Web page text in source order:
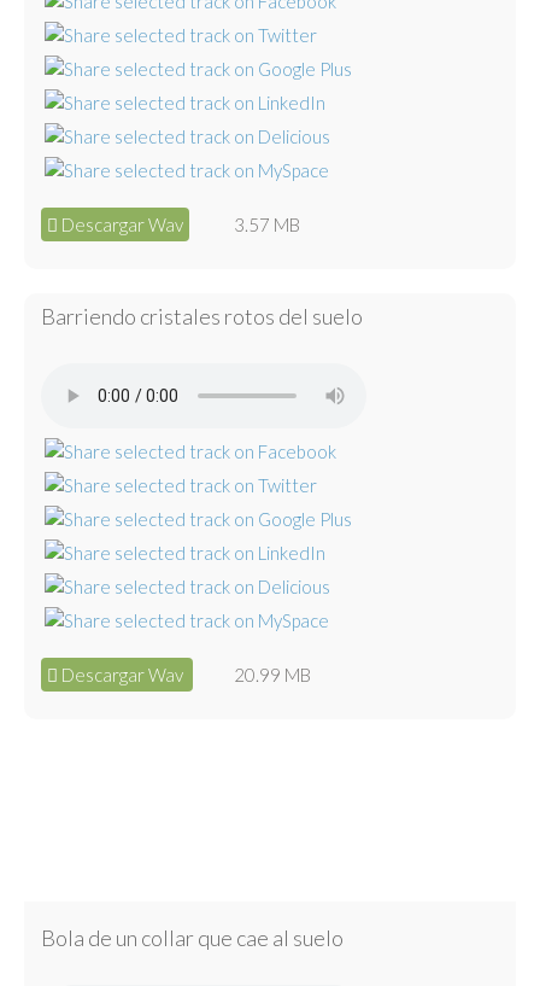
Descargar Wav 3.57 MB
Barriendo cristales rotos del suelo
Descargar Wav 20.99 MB
Bola de un collar que cae al suelo